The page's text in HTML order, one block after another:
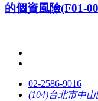
的個資風險(F01-
02-2586-9016
(104)台北市中